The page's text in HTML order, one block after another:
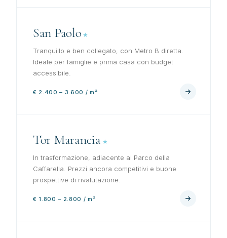
San Paolo
Tranquillo e ben collegato, con Metro B diretta.
Ideale per famiglie e prima casa con budget
accessibile.
€ 2.400 – 3.600 / m²
Tor Marancia
In trasformazione, adiacente al Parco della
Caffarella. Prezzi ancora competitivi e buone
prospettive di rivalutazione.
€ 1.800 – 2.800 / m²